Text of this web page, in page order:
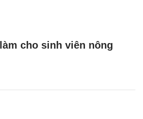
cho sinh viên nông